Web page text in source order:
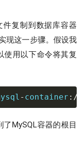
件复制到数据库容器
现这一步骤。假设我
使用以下命令将其复
- container :/
了MySQL容器的根目